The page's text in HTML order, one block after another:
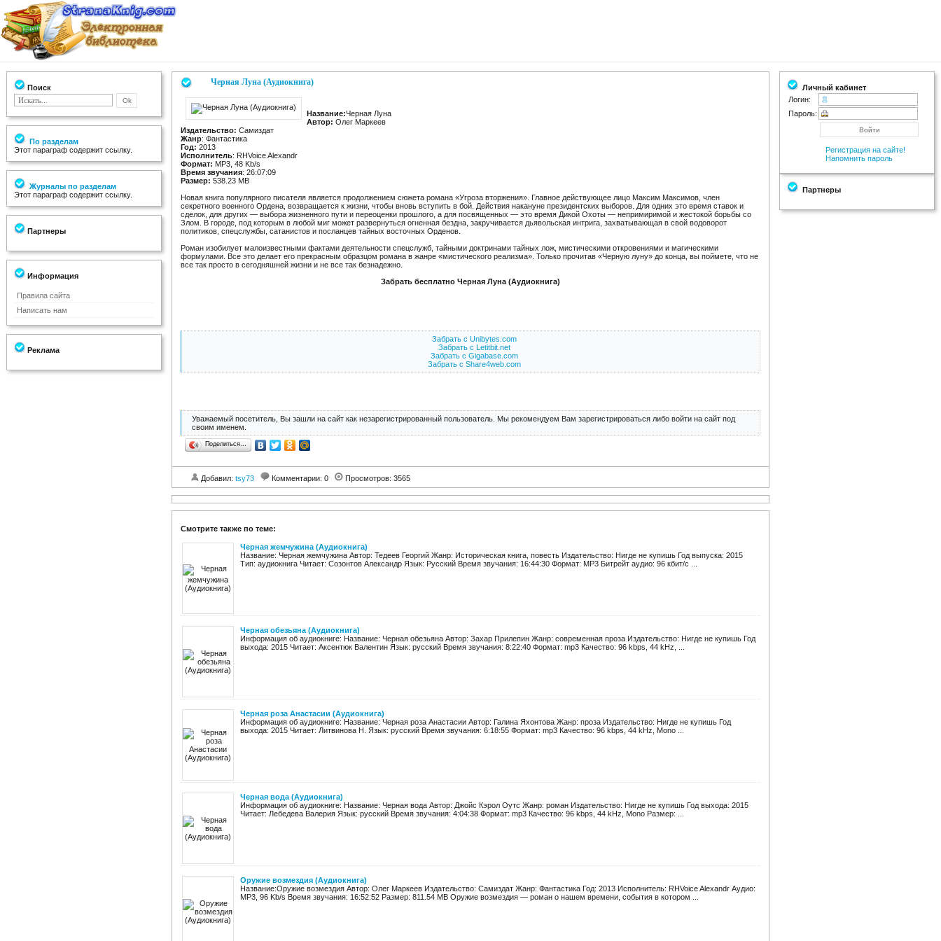
Поиск
По разделам
Этот параграф содержит ссылку.
Журналы по разделам
Этот параграф содержит ссылку.
Партнеры
Информация
Правила сайта
Написать нам
Реклама
Черная Луна (Аудиокнига)
Название:Черная Луна
Автор: Олег Маркеев
Издательство: Самиздат
Жанр: Фантастика
Год: 2013
Исполнитель: RHVoice Alexandr
Формат: MP3, 48 Kb/s
Время звучания: 26:07:09
Размер: 538.23 MB
Новая книга популярного писателя является продолжением сюжета романа «Угроза вторжения». Главное действующее лицо Максим Максимов, член
секретного военного Ордена, возвращается к жизни, чтобы вновь вступить в бой. Действия накануне президентских выборов. Для одних это время ставок и
сделок, для других — выбора жизненного пути и переоценки прошлого, а для посвященных — это время Дикой Охоты — непримиримой и жестокой борьбы со
Злом. В городе, под которым в любой миг может развернуться огненная бездна, закручивается дьявольская интрига, захватывающая в свой водоворот
политиков, спецслужбы, сатанистов и посланцев тайных восточных Орденов.
Роман изобилует малоизвестными фактами деятельности спецслужб, тайными доктринами тайных лож, мистическими откровениями и магическими
формулами. Все это делает его прекрасным образцом романа в жанре «мистического реализма». Только прочитав «Черную луну» до конца, вы поймете, что не
все так просто в сегодняшней жизни и не все так безнадежно.
Забрать бесплатно Черная Луна (Аудиокнига)
Забрать с Unibytes.com
Забрать с Letitbit.net
Забрать с Gigabase.com
Забрать с Share4web.com
Уважаемый посетитель, Вы зашли на сайт как незарегистрированный пользователь. Мы рекомендуем Вам зарегистрироваться либо войти на сайт под
своим именем.
Поделиться…
Добавил: tsy73 Комментарии: 0 Просмотров: 3565
Смотрите также по теме:
Черная жемчужина (Аудиокнига)
Название: Черная жемчужина Автор: Тедеев Георгий Жанр: Историческая книга, повесть Издательство: Нигде не купишь Год выпуска: 2015
Тип: аудиокнига Читает: Созонтов Александр Язык: Русский Время звучания: 16:44:30 Формат: MP3 Битрейт аудио: 96 кбит/c ...
Черная обезьяна (Аудиокнига)
Информация об аудиокниге: Название: Черная обезьяна Автор: Захар Прилепин Жанр: современная проза Издательство: Нигде не купишь Год
выхода: 2015 Читает: Аксентюк Валентин Язык: русский Время звучания: 8:22:40 Формат: mp3 Качество: 96 kbps, 44 kHz, ...
Черная роза Анастасии (Аудиокнига)
Информация об аудиокниге: Название: Черная роза Анастасии Автор: Галина Яхонтова Жанр: проза Издательство: Нигде не купишь Год
выхода: 2015 Читает: Литвинова Н. Язык: русский Время звучания: 6:18:55 Формат: mp3 Качество: 96 kbps, 44 kHz, Mono ...
Черная вода (Аудиокнига)
Информация об аудиокниге: Название: Черная вода Автор: Джойс Кэрол Оутс Жанр: роман Издательство: Нигде не купишь Год выхода: 2015
Читает: Лебедева Валерия Язык: русский Время звучания: 4:04:38 Формат: mp3 Качество: 96 kbps, 44 kHz, Mono Размер: ...
Оружие возмездия (Аудиокнига)
Название:Оружие возмездия Автор: Олег Маркеев Издательство: Самиздат Жанр: Фантастика Год: 2013 Исполнитель: RHVoice Alexandr Аудио:
MP3, 96 Kb/s Время звучания: 16:52:52 Размер: 811.54 MB Оружие возмездия — роман о нашем времени, события в котором ...
Личный кабинет
Логин:
Пароль:
Регистрация на сайте!
Напомнить пароль
Партнеры